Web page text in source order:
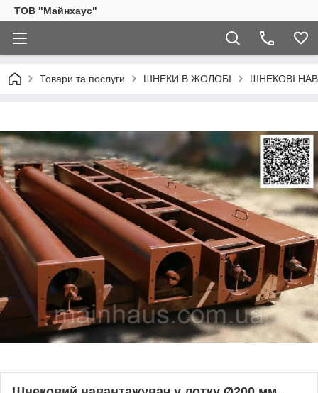
ТОВ "Майнхаус"
Товари та послуги ШНЕКИ В ЖОЛОБІ ШНЕКОВІ